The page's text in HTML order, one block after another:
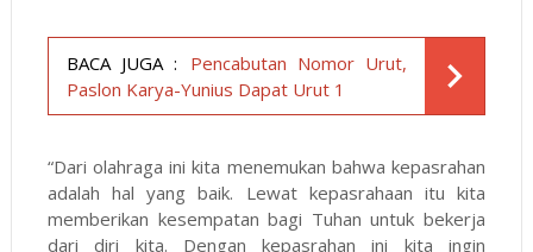
BACA JUGA :
Pencabutan Nomor Urut,
Paslon Karya-Yunius Dapat Urut 1
“Dari olahraga ini kita menemukan bahwa kepasrahan
adalah hal yang baik. Lewat kepasrahaan itu kita
memberikan kesempatan bagi Tuhan untuk bekerja
dari diri kita. Dengan kepasrahan ini kita ingin